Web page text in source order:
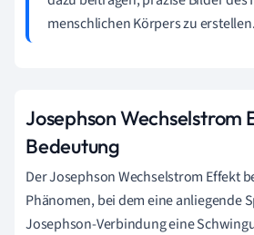
menschlichen Körpers zu erstellen.
Josephson Wechselstrom
Bedeutung
Der Josephson Wechselstrom Effekt
Phänomen, bei dem eine anliegende
Josephson-Verbindung eine